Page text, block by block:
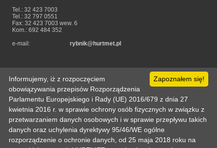
Tel.: 32 423 7003
Tel.: 32 797 0551
Fax: 32 423 7003 wew. 6
Kom.: 692 484 352
e-mail:
rybnik@hurtmet.pl
Strona główna Pomoc Informacje techniczne Politka prywatności
Odo
Kontakt
Zaloguj Zarejestruj Mój koszyk
Copyright © 2003-2026 by :: HURTMET.PL :: Wszelkie prawa zastrzeżone
Publikowanie materiałów (w tym grafiki) tylko za zgodą HURTMET.PL
Regulamin
Zapoznałem się!
Informujemy, iż z rozpoczęciem
obowiązywania przepisów Rozporządzenia
Parlamentu Europejskiego i Rady (UE) 2016/679 z dnia 27
kwietnia 2016 r. w sprawie ochrony osób fizycznych w związku z
przetwarzaniem danych osobowych i w sprawie przepływu takich
danych oraz uchylenia dyrektywy 95/46/WE ogólne
rozporządzenie o ochronie danych, od 25 maja 2018 roku na